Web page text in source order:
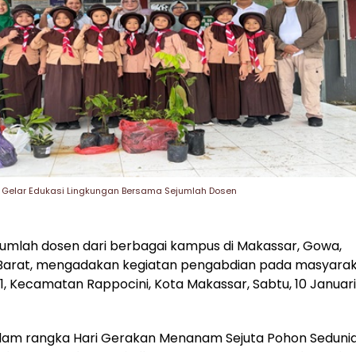
Edukasi Lingkungan Bersama Sejumlah Dosen
dosen dari berbagai kampus di Makassar, Gowa,
mengadakan kegiatan pengabdian pada
Kecamatan Rappocini, Kota Makassar, Sabtu, 10 Januari
rangka Hari Gerakan Menanam Sejuta Pohon